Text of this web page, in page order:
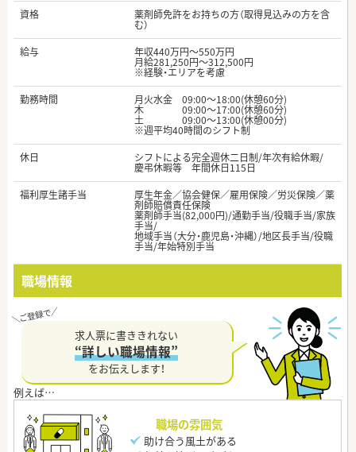
資格
薬剤師免許をお持ちの方（取得見込みの方を含
む）
給与
年収440万円～550万円
月給281,250円～312,500円
※経験・エリアを考慮
勤務時間
月火水金 09:00～18:00(休憩60分)
木 09:00～17:00(休憩60分)
土 09:00～13:00(休憩00分)
※週平均40時間のシフト制
休日
シフトによる完全週休二日制/年次有給休暇/
慶弔休暇等 年間休日115日
福利厚生諸手当
厚生年金／協会健保／雇用保険／労災保険／薬
剤師賠償責任保険
薬剤師手当(82,000円)/通勤手当/役職手当/家族
手当/
地域手当（大分・鹿児島・沖縄）/地区長手当/役職
手当/年始特別手当
職場情報
求人票に書ききれない
“詳しい職場情報”
をお伝えします！
職場の雰囲気
助け合う風土がある